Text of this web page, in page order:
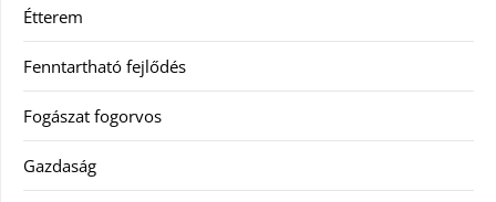
Étterem
Fenntartható fejlődés
Fogászat fogorvos
Gazdaság